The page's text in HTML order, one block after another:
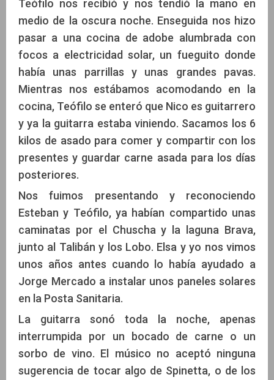
Teófilo nos recibió y nos tendió la mano en
medio de la oscura noche. Enseguida nos hizo
pasar a una cocina de adobe alumbrada con
focos a electricidad solar, un fueguito donde
había unas parrillas y unas grandes pavas.
Mientras nos estábamos acomodando en la
cocina, Teófilo se enteró que Nico es guitarrero
y ya la guitarra estaba viniendo. Sacamos los 6
kilos de asado para comer y compartir con los
presentes y guardar carne asada para los días
posteriores.
Nos fuimos presentando y reconociendo
Esteban y Teófilo, ya habían compartido unas
caminatas por el Chuscha y la laguna Brava,
junto al Talibán y los Lobo. Elsa y yo nos vimos
unos años antes cuando lo había ayudado a
Jorge Mercado a instalar unos paneles solares
en la Posta Sanitaria.
La guitarra sonó toda la noche, apenas
interrumpida por un bocado de carne o un
sorbo de vino. El músico no aceptó ninguna
sugerencia de tocar algo de Spinetta, o de los